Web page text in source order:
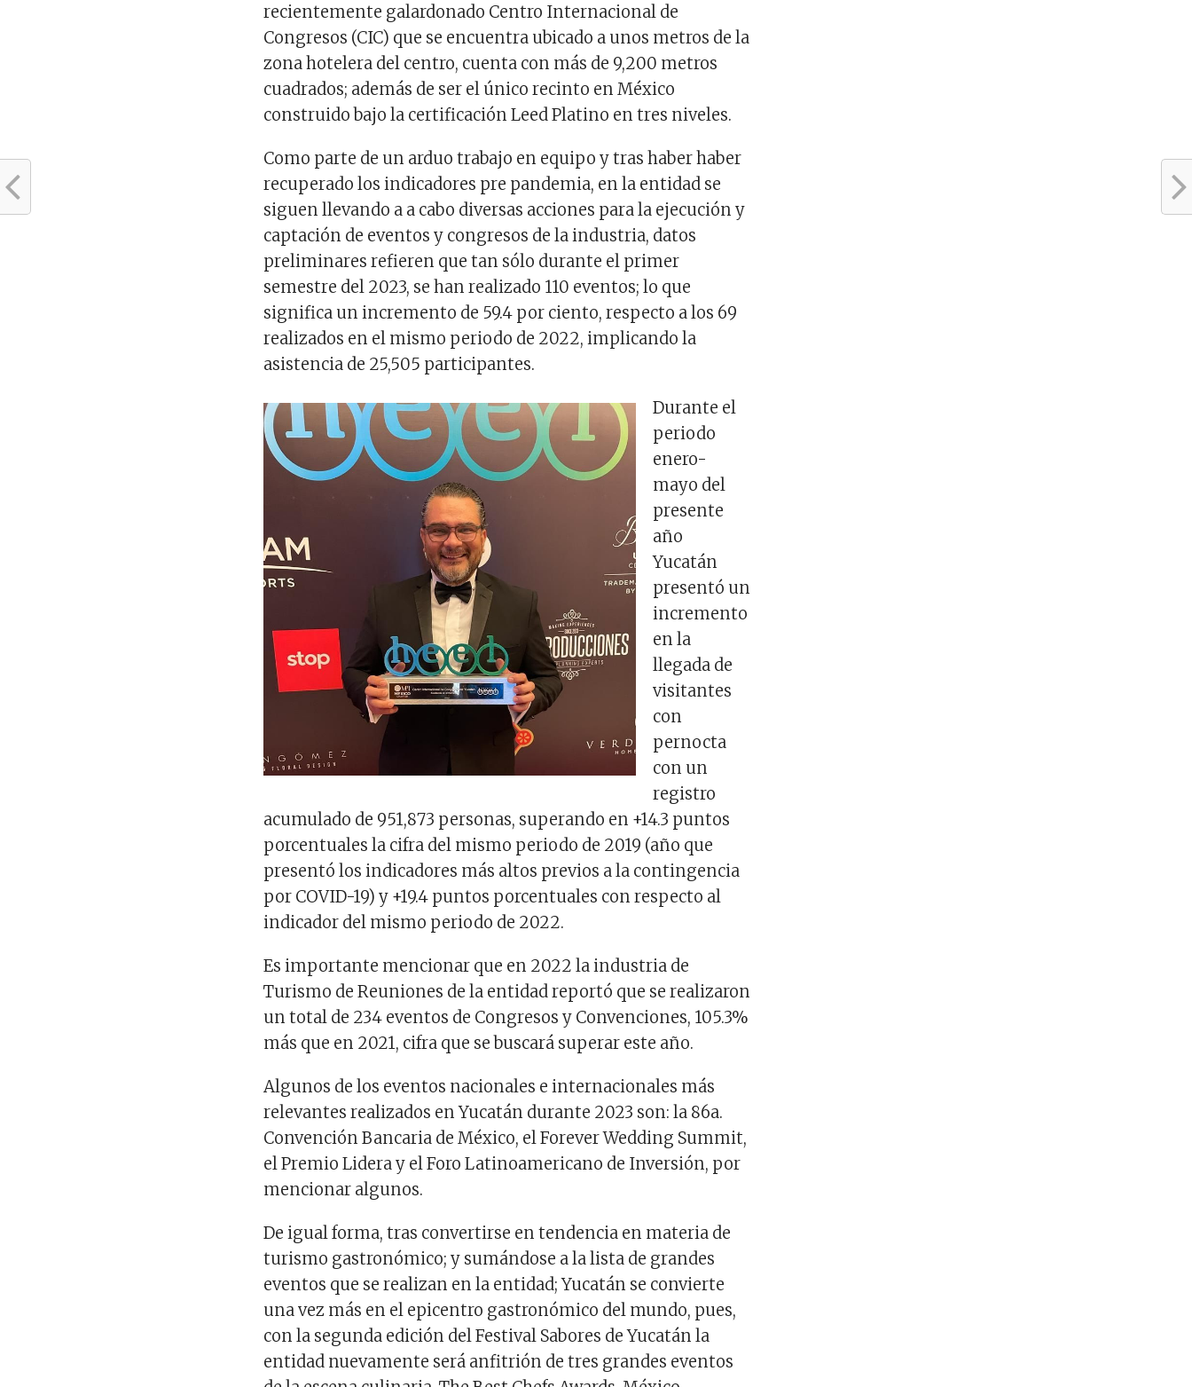
recientemente galardonado Centro Internacional de
Congresos (CIC) que se encuentra ubicado a unos metros de la
zona hotelera del centro, cuenta con más de 9,200 metros
cuadrados; además de ser el único recinto en México
construido bajo la certificación Leed Platino en tres niveles.
Como parte de un arduo trabajo en equipo y tras haber haber
recuperado los indicadores pre pandemia, en la entidad se
siguen llevando a a cabo diversas acciones para la ejecución y
captación de eventos y congresos de la industria, datos
preliminares refieren que tan sólo durante el primer
semestre del 2023, se han realizado 110 eventos; lo que
significa un incremento de 59.4 por ciento, respecto a los 69
realizados en el mismo periodo de 2022, implicando la
asistencia de 25,505 participantes.
Durante el
periodo
enero-
mayo del
presente
año
Yucatán
presentó un
incremento
en la
llegada de
visitantes
con
pernocta
con un
registro
acumulado de 951,873 personas, superando en +14.3 puntos
porcentuales la cifra del mismo periodo de 2019 (año que
presentó los indicadores más altos previos a la contingencia
por COVID-19) y +19.4 puntos porcentuales con respecto al
indicador del mismo periodo de 2022.
Es importante mencionar que en 2022 la industria de
Turismo de Reuniones de la entidad reportó que se realizaron
un total de 234 eventos de Congresos y Convenciones, 105.3%
más que en 2021, cifra que se buscará superar este año.
Algunos de los eventos nacionales e internacionales más
relevantes realizados en Yucatán durante 2023 son: la 86a.
Convención Bancaria de México, el Forever Wedding Summit,
el Premio Lidera y el Foro Latinoamericano de Inversión, por
mencionar algunos.
De igual forma, tras convertirse en tendencia en materia de
turismo gastronómico; y sumándose a la lista de grandes
eventos que se realizan en la entidad; Yucatán se convierte
una vez más en el epicentro gastronómico del mundo, pues,
con la segunda edición del Festival Sabores de Yucatán la
entidad nuevamente será anfitrión de tres grandes eventos